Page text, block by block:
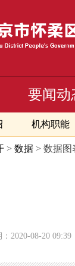
要闻动
机构职能
> 数据 > 数据图
：2020-08-20 09:39